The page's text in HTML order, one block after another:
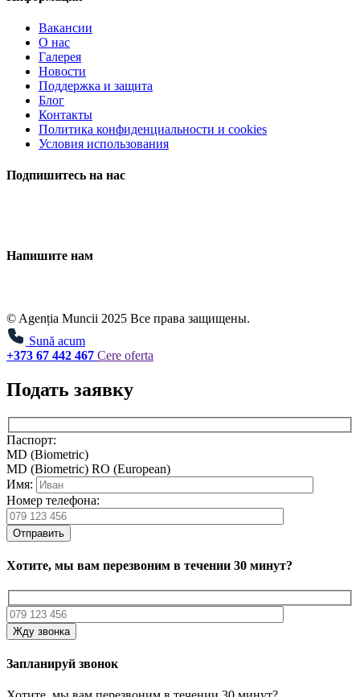
Вакансии
О нас
Галерея
Новости
Поддержка и защита
Блог
Контакты
Политика конфиденциальности и cookies
Условия использования
Подпишитесь на нас
Напишите нам
© Agenția Muncii 2025 Все права защищены.
Sună acum
+373 67 442 467 Cere oferta
Подать заявку
Паспорт:
MD (Biometric)
MD (Biometric) RO (European)
Имя:
Номер телефона:
Отправить
Хотите, мы вам перезвоним в течении 30 минут?
Жду звонка
Запланируй звонок